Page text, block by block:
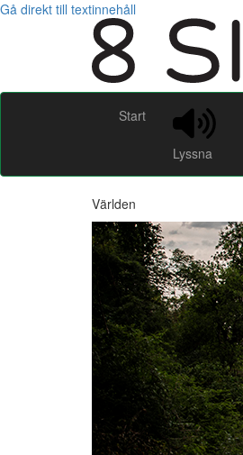
Gå direkt till textinnehåll
Start
Lyssna
Världen